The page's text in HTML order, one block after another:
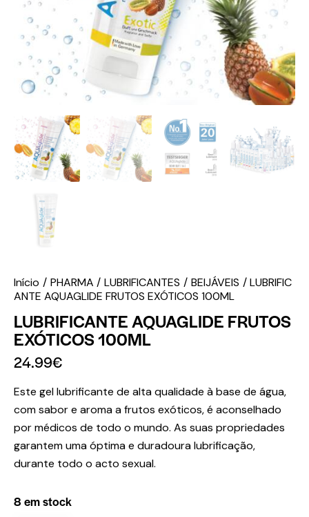
Início PHARMA LUBRIFICANTES BEIJÁVEIS
LUBRIFIC
ANTE AQUAGLIDE FRUTOS EXÓTICOS 100ML
LUBRIFICANTE AQUAGLIDE FRUTOS
EXÓTICOS 100ML
24.99€
Este gel lubrificante de alta qualidade à base de água,
com sabor e aroma a frutos exóticos, é aconselhado
por médicos de todo o mundo. As suas propriedades
garantem uma óptima e duradoura lubrificação,
durante todo o acto sexual.
8 em stock